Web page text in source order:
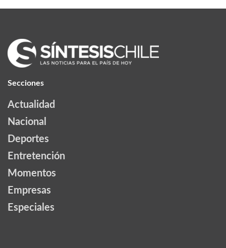
Secciones
Actualidad
Nacional
Deportes
Entretención
Momentos
Empresas
Especiales